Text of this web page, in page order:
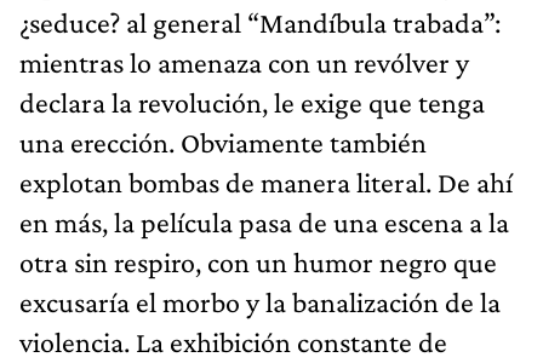
¿seduce? al general “Mandíbula trabada”:
mientras lo amenaza con un revólver y
declara la revolución, le exige que tenga
una erección. Obviamente también
explotan bombas de manera literal. De ahí
en más, la película pasa de una escena a la
otra sin respiro, con un humor negro que
excusaría el morbo y la banalización de la
violencia. La exhibición constante de